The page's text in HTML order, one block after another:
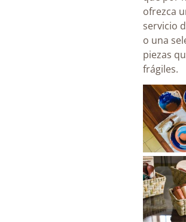
ofrezca
servicio
o una
piezas
frágiles.